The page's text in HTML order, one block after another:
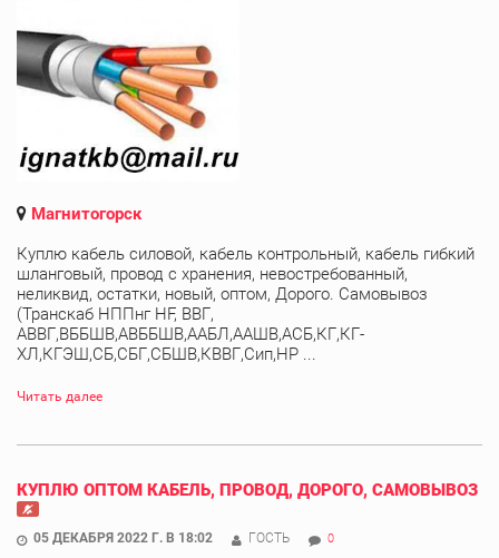
Магнитогорск
Куплю кабель силовой, кабель контрольный, кабель гибкий
шланговый, провод с хранения, невостребованный,
неликвид, остатки, новый, оптом, Дорого. Самовывоз
(Транскаб НППнг HF, ВВГ,
АВВГ,ВББШВ,АВББШВ,ААБЛ,ААШВ,АСБ,КГ,КГ-
ХЛ,КГЭШ,СБ,СБГ,СБШВ,КВВГ,Сип,НР ...
Читать далее
КУПЛЮ ОПТОМ КАБЕЛЬ, ПРОВОД, ДОРОГО, САМОВЫВОЗ
05 ДЕКАБРЯ 2022 Г. В 18:02 ГОСТЬ 0